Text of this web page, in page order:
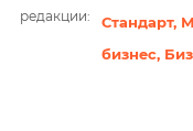
редакции:
Стандарт,
бизнес,